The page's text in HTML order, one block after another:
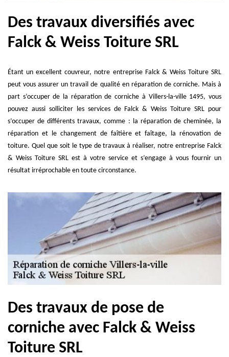
Des travaux diversifiés avec
Falck & Weiss Toiture SRL
Étant un excellent couvreur, notre entreprise Falck & Weiss Toiture SRL
peut vous assurer un travail de qualité en réparation de corniche. Mais à
part s’occuper de la réparation de corniche à Villers-la-ville 1495, vous
pouvez aussi solliciter les services de Falck & Weiss Toiture SRL pour
s’occuper de différents travaux, comme : la réparation de cheminée, la
réparation et le changement de faîtière et faîtage, la rénovation de
toiture. Quel que soit le type de travaux à réaliser, notre entreprise Falck
& Weiss Toiture SRL est à votre service et s’engage à vous fournir un
résultat irréprochable en toute circonstance.
Des travaux de pose de
corniche avec Falck & Weiss
Toiture SRL